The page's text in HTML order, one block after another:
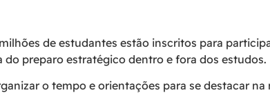
de estudantes estão inscritos para
preparo estratégico dentro e fora dos estudos.
o tempo e orientações para se destacar na